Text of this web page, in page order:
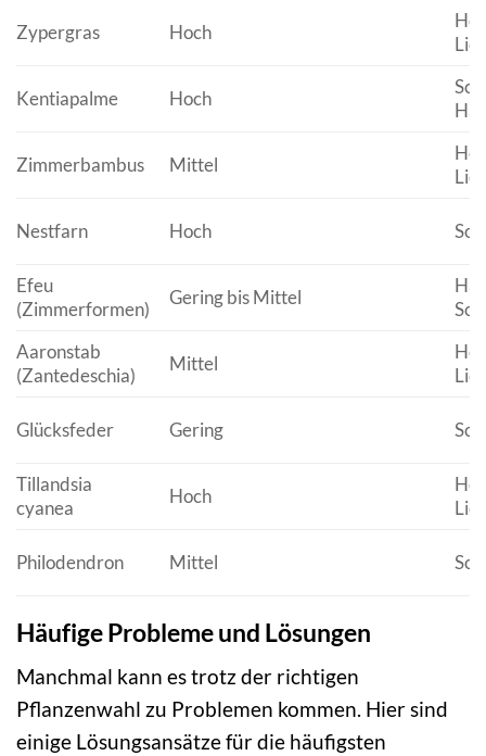
Zypergras Hoch
Kentiapalme Hoch
Zimmerbambus Mittel
Nestfarn Hoch
Efeu
(Zimmerformen)
Gering bis Mittel
Aaronstab
(Zantedeschia)
Mittel
Glücksfeder Gering
Tillandsia
cyanea
Hoch
Philodendron Mittel
Häufige Probleme und Lösungen
Manchmal kann es trotz der richtigen
Pflanzenwahl zu Problemen kommen. Hier sind
einige Lösungsansätze für die häufigsten